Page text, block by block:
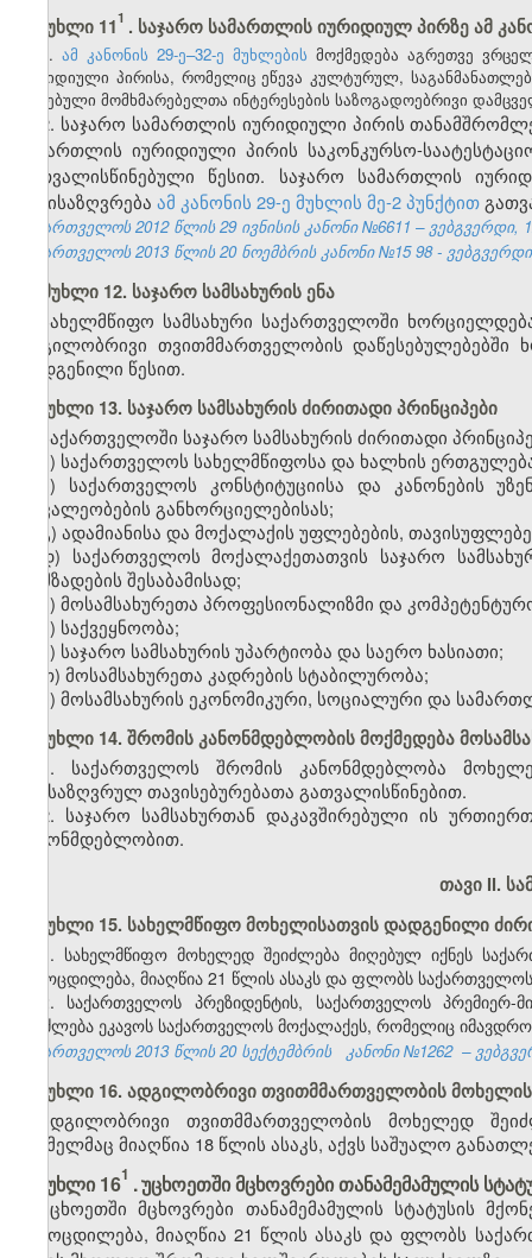
მუხლი 111 . საჯარო სამართლის იურიდიულ პირზე ამ
1. ამ კანონის 29-ე–32-ე მუხლების მოქმედება აგრეთვე
იურიდიული პირისა, რომელიც ეწევა კულტურულ,
არსებული მომხმარებელთა ინტერესების საზოგადოებრივი
2. საჯარო სამართლის იურიდიული პირის
სამართლის იურიდიული პირის საკონკურსო-
გათვალისწინებული წესით. საჯარო სამართლის
განისაზღვრება ამ კანონის 29-ე მუხლის მე-2 პუნქტით
საქართველოს 2012 წლის 29 ივნისის კანონი №6611 – ვებგვერდი,
საქართველოს 2013 წლის 20 ნოემბრის კანონი №15 98 -
მუხლი 12. საჯარო სამსახურის ენა
სახელმწიფო სამსახური საქართველოში
ადგილობრივი თვითმმართველობის დაწესებულებებში
დადგენილი წესით.
მუხლი 13. საჯარო სამსახურის ძირითადი პრინციპები
საქართველოში საჯარო სამსახურის ძირითადი
ა) საქართველოს სახელმწიფოსა და ხალხის
ბ) საქართველოს კონსტიტუციისა და კანონების
მოვალეობების განხორციელებისას;
გ) ადამიანისა და მოქალაქის უფლებების,
დ) საქართველოს მოქალაქეთათვის საჯარო
მომზადების შესაბამისად;
ე) მოსამსახურეთა პროფესიონალიზმი და
ვ) საქვეყნოობა;
ზ) საჯარო სამსახურის უპარტიობა და საერო ხასიათი;
თ) მოსამსახურეთა კადრების სტაბილურობა;
ი) მოსამსახურის ეკონომიკური, სოციალური და
მუხლი 14. შრომის კანონმდებლობის მოქმედება
1. საქართველოს შრომის კანონმდებლობა
განსაზღვრულ თავისებურებათა გათვალისწინებით.
2. საჯარო სამსახურთან დაკავშირებული ის
კანონმდებლობით.
თავი II.
მუხლი 15. სახელმწიფო მოხელისათვის დადგენილი
1. სახელმწიფო მოხელედ შეიძლება მიღებულ იქნეს
გამოცდილება, მიაღწია 21 წლის ასაკს და ფლობს
2. საქართველოს პრეზიდენტის, საქართველოს
შეიძლება ეკავოს საქართველოს მოქალაქეს, რომელიც
საქართველოს 2013 წლის 20 სექტემბრის კანონი №1262 –
მუხლი 16. ადგილობრივი თვითმმართველობის
ადგილობრივი თვითმმართველობის მოხელედ
რომელმაც მიაღწია 18 წლის ასაკს, აქვს საშუალო
მუხლი 161 .უცხოეთში მცხოვრები თანამემამულის
უცხოეთში მცხოვრები თანამემამულის სტატუსის
გამოცდილება, მიაღწია 21 წლის ასაკს და ფლობს